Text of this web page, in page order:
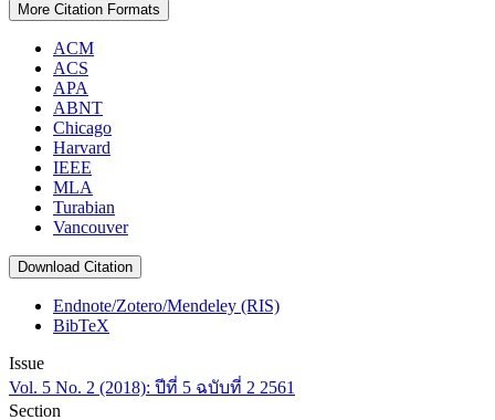
More Citation Formats
ACM
ACS
APA
ABNT
Chicago
Harvard
IEEE
MLA
Turabian
Vancouver
Download Citation
Endnote/Zotero/Mendeley (RIS)
BibTeX
Issue
Vol. 5 No. 2 (2018): ปีที่ 5 ฉบับที่ 2 2561
Section